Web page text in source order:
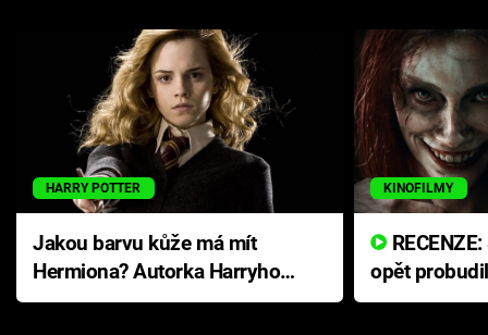
HARRY POTTER
Jakou barvu kůže má mít
Hermiona? Autorka Harryho
Pottera přišla s ráznou
KINOFILMY
opět
přichází s